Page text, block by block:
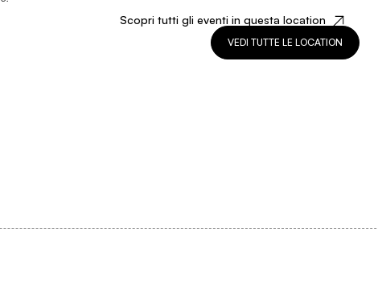
Scopri tutti gli eventi in questa location
VEDI TUTTE LE LOCATION